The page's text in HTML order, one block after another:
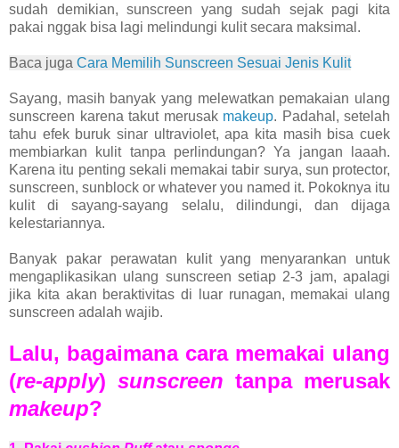
sudah demikian, sunscreen yang sudah sejak pagi kita
pakai nggak bisa lagi melindungi kulit secara maksimal.
Baca juga Cara Memilih Sunscreen Sesuai Jenis Kulit
Sayang, masih banyak yang melewatkan pemakaian ulang
sunscreen karena takut merusak makeup. Padahal, setelah
tahu efek buruk sinar ultraviolet, apa kita masih bisa cuek
membiarkan kulit tanpa perlindungan? Ya jangan laaah.
Karena itu penting sekali memakai tabir surya, sun protector,
sunscreen, sunblock or whatever you named it. Pokoknya itu
kulit di sayang-sayang selalu, dilindungi, dan dijaga
kelestariannya.
Banyak pakar perawatan kulit yang menyarankan untuk
mengaplikasikan ulang sunscreen setiap 2-3 jam, apalagi
jika kita akan beraktivitas di luar runagan, memakai ulang
sunscreen adalah wajib.
Lalu, bagaimana cara memakai ulang
(re-apply) sunscreen tanpa merusak
makeup?